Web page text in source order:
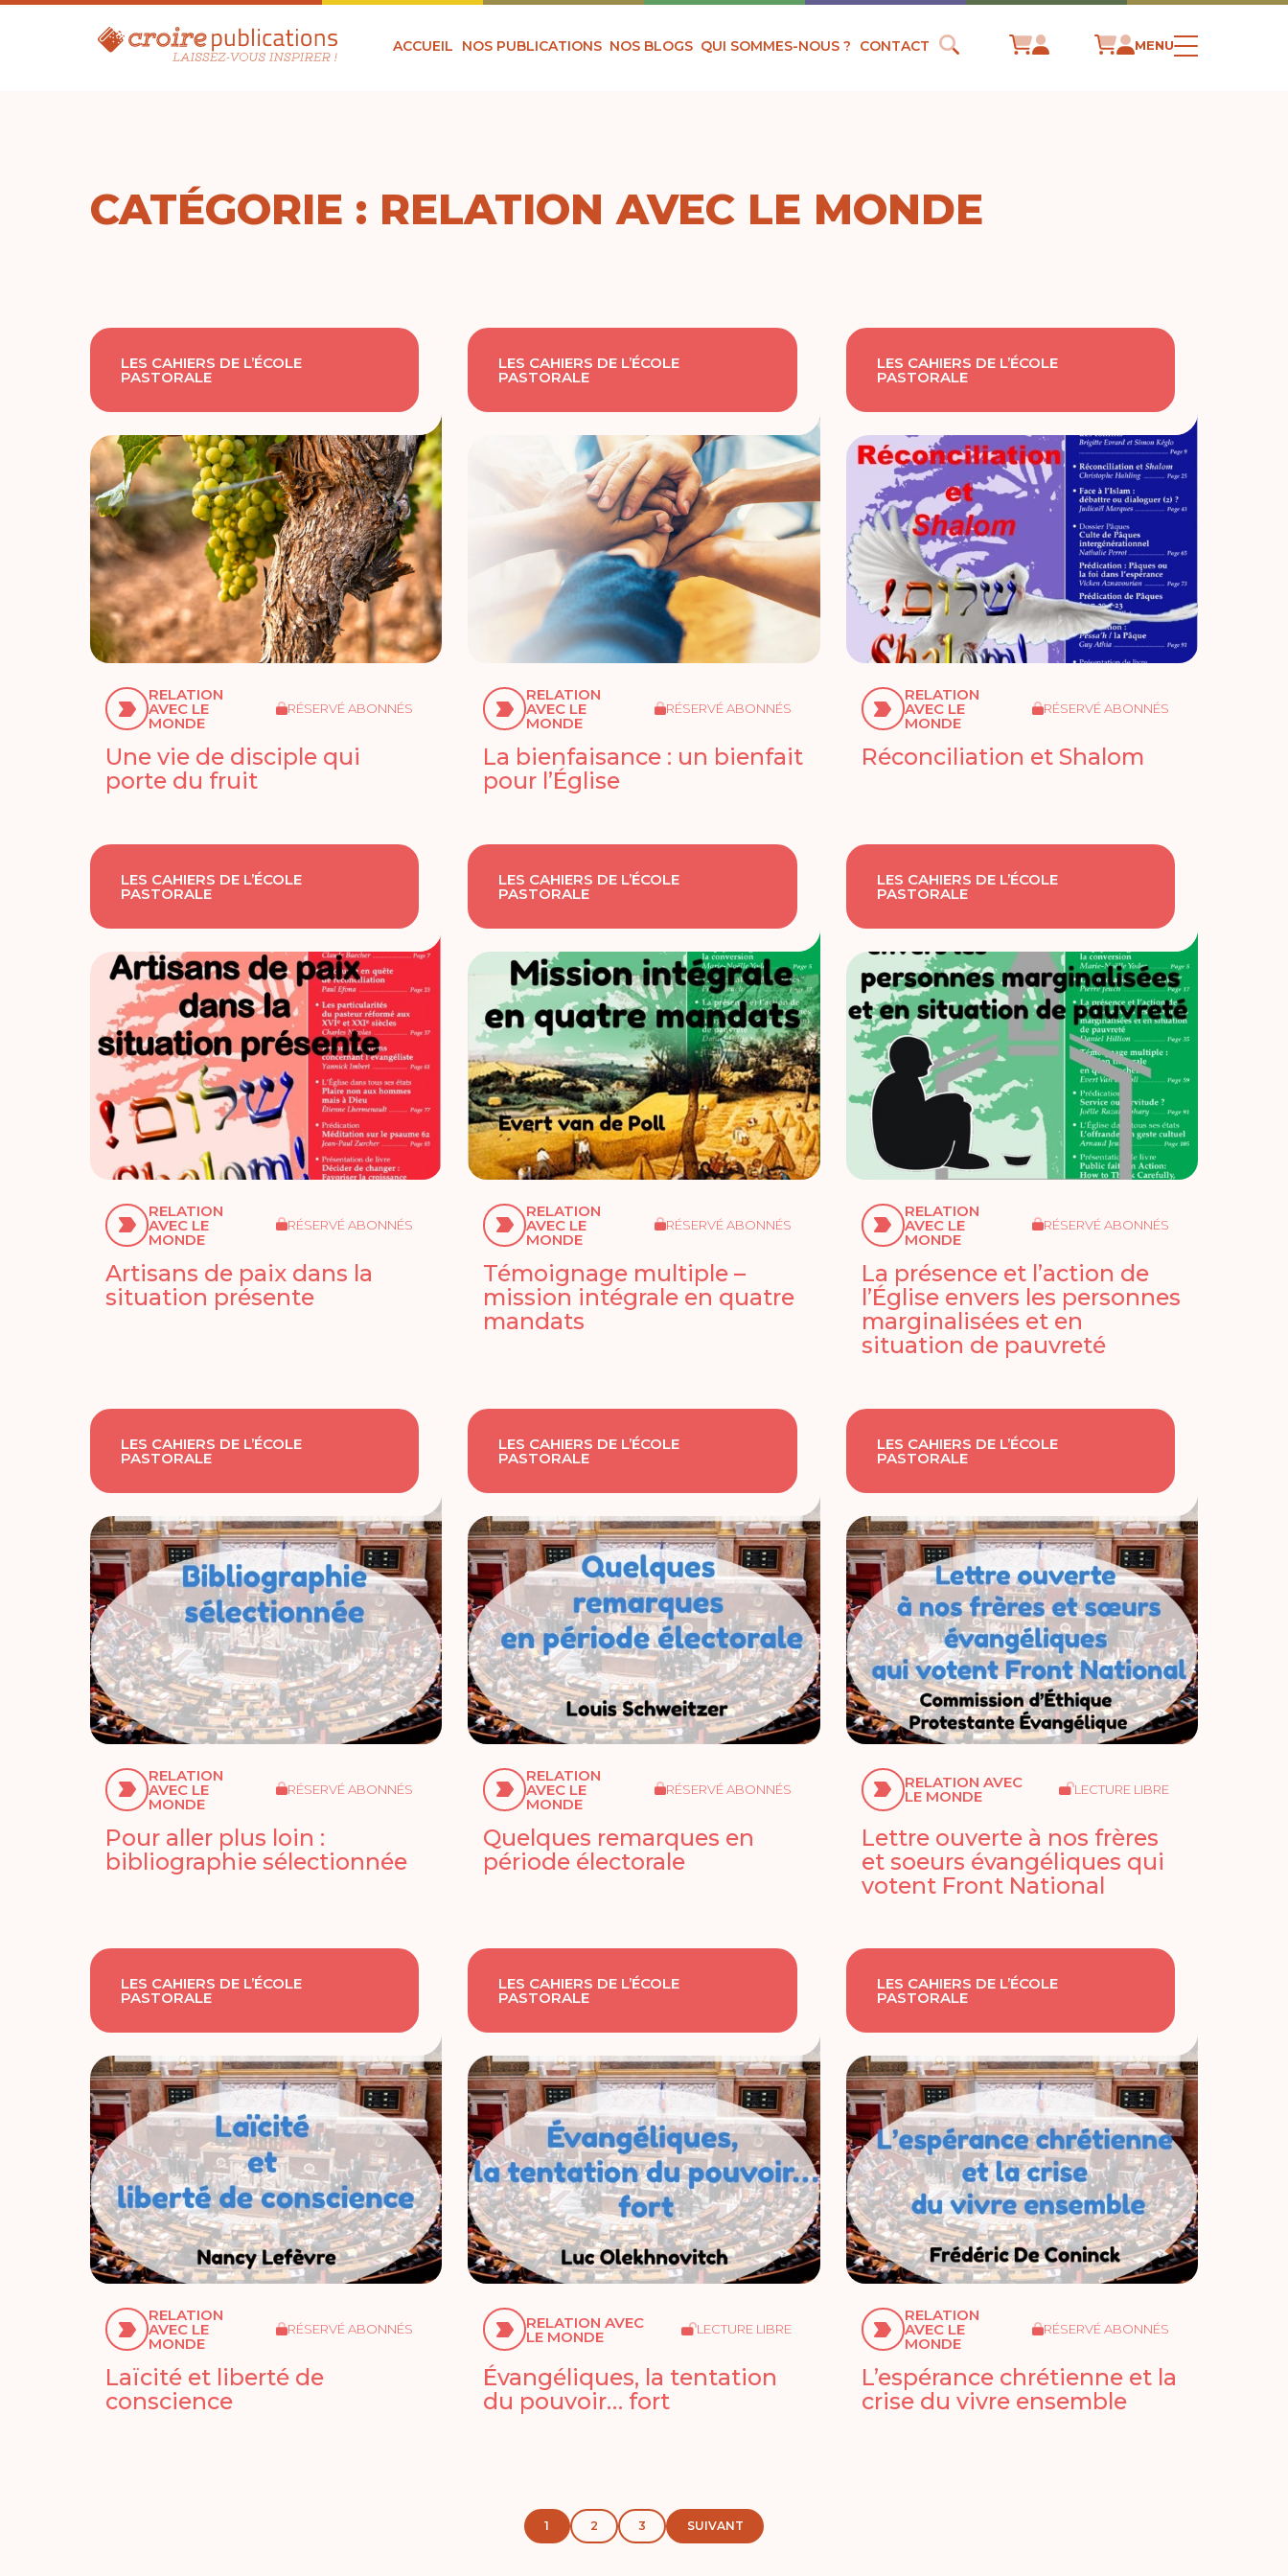
ACCUEIL NOS PUBLICATIONS NOS BLOGS QUI SOMMES-NOUS ? CONTACT MENU
CATÉGORIE : RELATION AVEC LE MONDE
LES CAHIERS DE L’ÉCOLE
PASTORALE
RELATION
AVEC LE
MONDE
RÉSERVÉ ABONNÉS
Une vie de disciple qui
porte du fruit
LES CAHIERS DE L’ÉCOLE
PASTORALE
RELATION
AVEC LE
MONDE
RÉSERVÉ ABONNÉS
La bienfaisance : un bienfait
pour l’Église
LES CAHIERS DE L’ÉCOLE
PASTORALE
RELATION
AVEC LE
MONDE
RÉSERVÉ ABONNÉS
Réconciliation et Shalom
LES CAHIERS DE L’ÉCOLE
PASTORALE
RELATION
AVEC LE
MONDE
RÉSERVÉ ABONNÉS
Artisans de paix dans la
situation présente
LES CAHIERS DE L’ÉCOLE
PASTORALE
RELATION
AVEC LE
MONDE
RÉSERVÉ ABONNÉS
Témoignage multiple –
mission intégrale en quatre
mandats
LES CAHIERS DE L’ÉCOLE
PASTORALE
RELATION
AVEC LE
MONDE
RÉSERVÉ ABONNÉS
La présence et l’action de
l’Église envers les personnes
marginalisées et en
situation de pauvreté
LES CAHIERS DE L’ÉCOLE
PASTORALE
RELATION
AVEC LE
MONDE
RÉSERVÉ ABONNÉS
Pour aller plus loin :
bibliographie sélectionnée
LES CAHIERS DE L’ÉCOLE
PASTORALE
RELATION
AVEC LE
MONDE
RÉSERVÉ ABONNÉS
Quelques remarques en
période électorale
LES CAHIERS DE L’ÉCOLE
PASTORALE
RELATION AVEC
LE MONDE LECTURE LIBRE
Lettre ouverte à nos frères
et soeurs évangéliques qui
votent Front National
LES CAHIERS DE L’ÉCOLE
PASTORALE
RELATION
AVEC LE
MONDE
RÉSERVÉ ABONNÉS
Laïcité et liberté de
conscience
LES CAHIERS DE L’ÉCOLE
PASTORALE
RELATION AVEC
LE MONDE LECTURE LIBRE
Évangéliques, la tentation
du pouvoir… fort
LES CAHIERS DE L’ÉCOLE
PASTORALE
RELATION
AVEC LE
MONDE
RÉSERVÉ ABONNÉS
L’espérance chrétienne et la
crise du vivre ensemble
1 2 3 SUIVANT